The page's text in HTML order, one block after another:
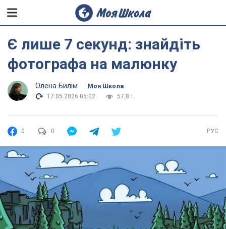
Є лише 7 секунд: знайдіть
фотографа на малюнку
Олена Билім
Моя Школа
17.05.2026 05:02
57,8 т.
0 0 РУС